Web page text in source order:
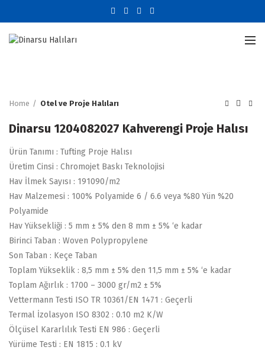
Home Otel ve Proje Halıları
Dinarsu 1204082027 Kahverengi Proje Halısı
Ürün Tanımı : Tufting Proje Halısı
Üretim Cinsi : Chromojet Baskı Teknolojisi
Hav İlmek Sayısı : 191090/m2
Hav Malzemesi : 100% Polyamide 6 / 6.6 veya %80 Yün %20
Polyamide
Hav Yüksekliği : 5 mm ± 5% den 8 mm ± 5% ‘e kadar
Birinci Taban : Woven Polypropylene
Son Taban : Keçe Taban
Toplam Yükseklik : 8,5 mm ± 5% den 11,5 mm ± 5% ‘e kadar
Toplam Ağırlık : 1700 – 3000 gr/m2 ± 5%
Vettermann Testi ISO TR 10361/EN 1471 : Geçerli
Termal İzolasyon ISO 8302 : 0.10 m2 K/W
Ölçüsel Kararlılık Testi EN 986 : Geçerli
Yürüme Testi : EN 1815 : 0.1 kV